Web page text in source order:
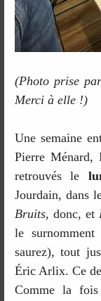
(Photo prise
Merci à elle !)
Une semaine
Pierre Ménard,
retrouvés le
Jourdain, dans
Bruits, donc, et
le
saurez), tout
Éric Arlix. Ce
Comme la